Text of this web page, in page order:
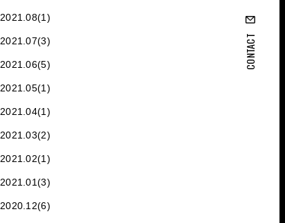
CONTACT
2021.08(1)
2021.07(3)
2021.06(5)
2021.05(1)
2021.04(1)
2021.03(2)
2021.02(1)
2021.01(3)
2020.12(6)